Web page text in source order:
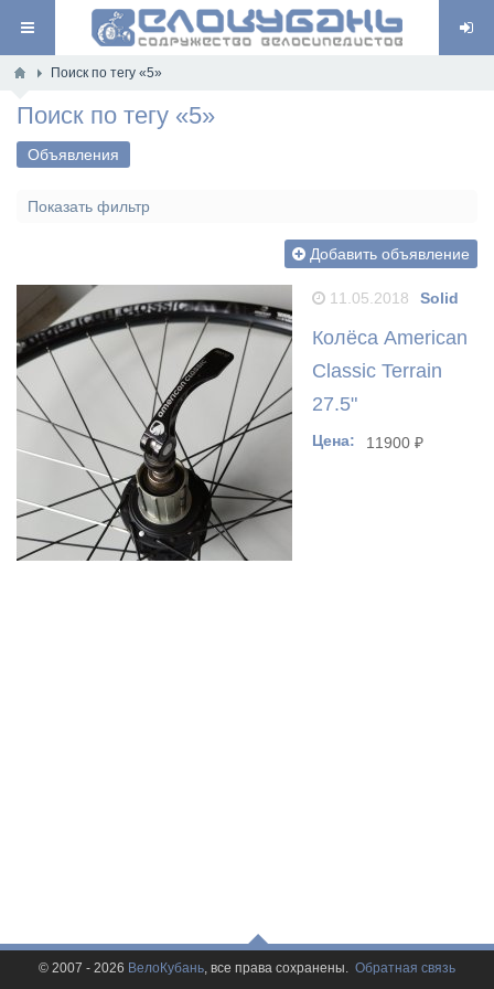
Поиск по тегу «5»
Поиск по тегу «5»
Объявления
Показать фильтр
Добавить объявление
11.05.2018
Solid
Колёса American
Classic Terrain
27.5"
Цена: 11900 ₽
© 2007 - 2026 ВелоКубань, все права сохранены. Обратная связь